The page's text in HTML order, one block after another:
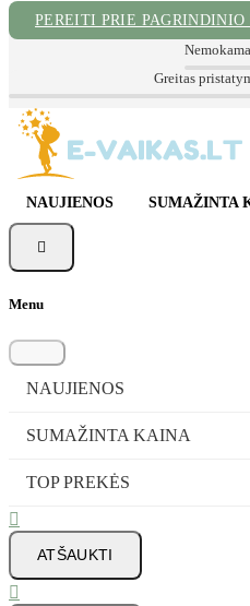
PEREITI PRIE
Kokybiškos prekės
NAUJIENOS SUMAŽINTA

Menu
NAUJIENOS
SUMAŽINTA KAINA
TOP PREKĖS

ATŠAUKTI
